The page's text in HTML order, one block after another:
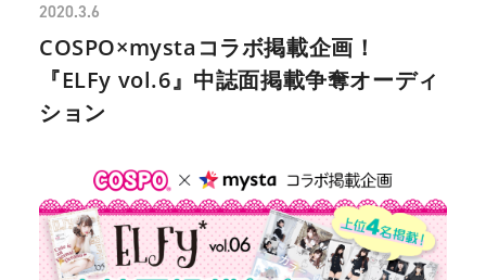
2020.3.6
COSPO×mystaコラボ掲載企画！
『ELFy vol.6』中誌面掲載争奪オーディ
ション